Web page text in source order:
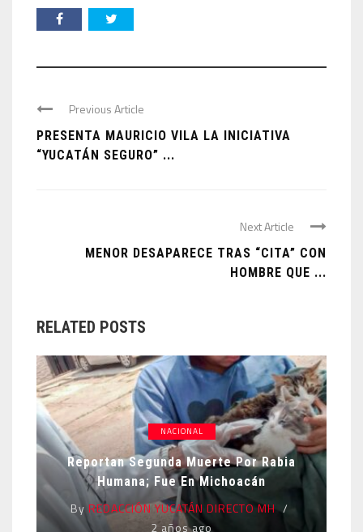
Previous Article
PRESENTA MAURICIO VILA LA INICIATIVA
“YUCATÁN SEGURO” ...
Next Article
MENOR DESAPARECE TRAS “CITA” CON
HOMBRE QUE ...
RELATED POSTS
NACIONAL
Reportan Segunda Muerte Por Rabia
Humana; Fue En Michoacán
By REDACCIÓN YUCATÁN DIRECTO MH
2 años ago